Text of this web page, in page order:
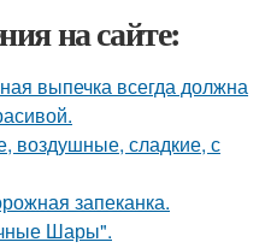
на сайте:
выпечка всегда должна
воздушные, сладкие, с
запеканка.
Шары".